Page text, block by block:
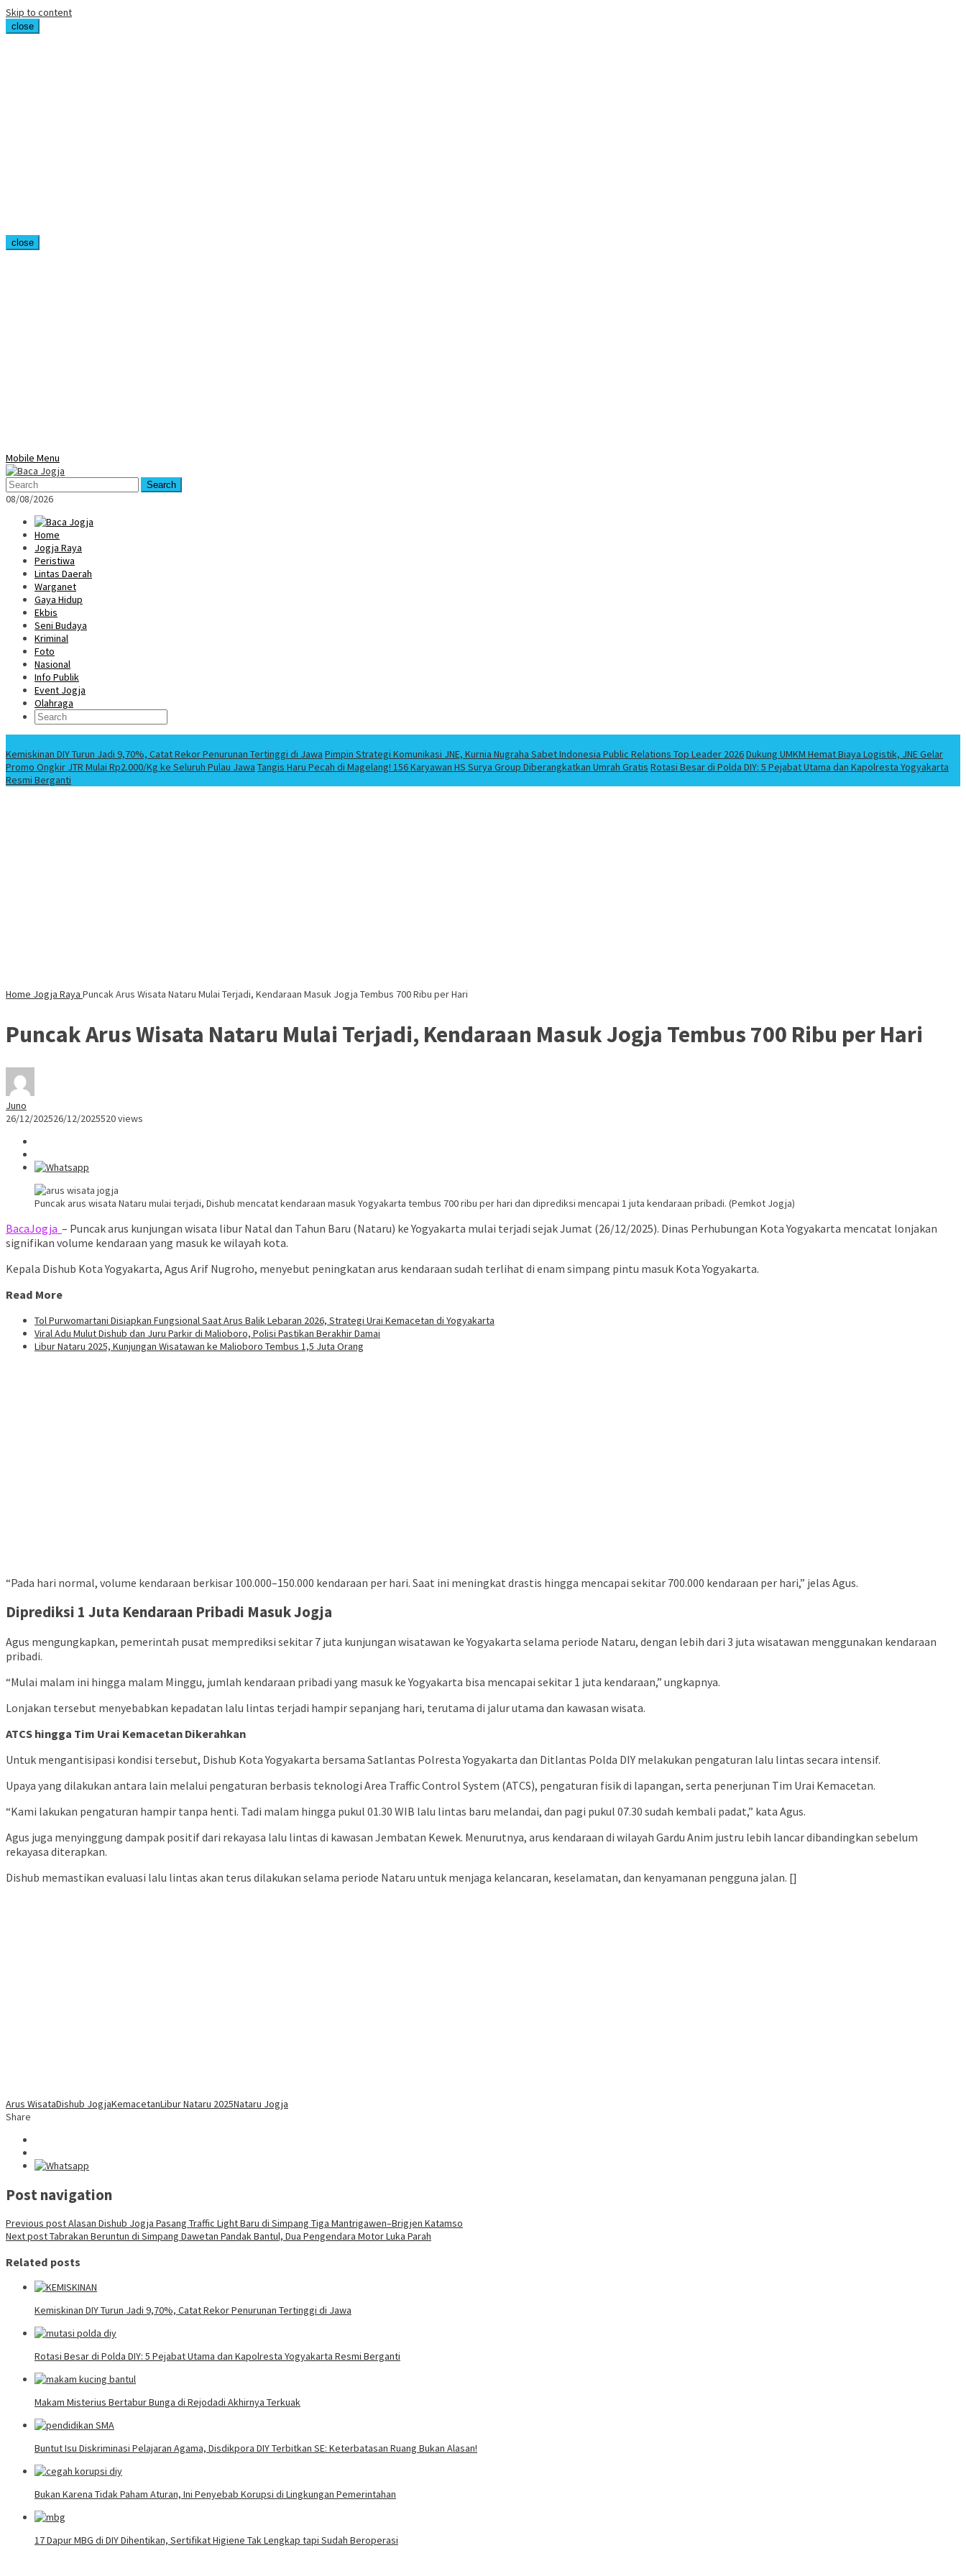
Skip to content
close
close
Mobile Menu
Search
08/08/2026
Home
Jogja Raya
Peristiwa
Lintas Daerah
Warganet
Gaya Hidup
Ekbis
Seni Budaya
Kriminal
Foto
Nasional
Info Publik
Event Jogja
Olahraga
Kemiskinan DIY Turun Jadi 9,70%, Catat Rekor Penurunan Tertinggi di Jawa Pimpin Strategi Komunikasi JNE, Kurnia Nugraha Sabet Indonesia Public Relations Top Leader 2026Dukung UMKM Hemat Biaya Logistik, JNE Gelar
Promo Ongkir JTR Mulai Rp2.000/Kg ke Seluruh Pulau Jawa Tangis Haru Pecah di Magelang! 156 Karyawan HS Surya Group Diberangkatkan Umrah Gratis Rotasi Besar di Polda DIY: 5 Pejabat Utama dan Kapolresta Yogyakarta
Resmi Berganti
Home Jogja Raya Puncak Arus Wisata Nataru Mulai Terjadi, Kendaraan Masuk Jogja Tembus 700 Ribu per Hari
Puncak Arus Wisata Nataru Mulai Terjadi, Kendaraan Masuk Jogja Tembus 700 Ribu per Hari
Juno
26/12/202526/12/2025520 views
Puncak arus wisata Nataru mulai terjadi, Dishub mencatat kendaraan masuk Yogyakarta tembus 700 ribu per hari dan diprediksi mencapai 1 juta kendaraan pribadi. (Pemkot Jogja)
BacaJogja – Puncak arus kunjungan wisata libur Natal dan Tahun Baru (Nataru) ke Yogyakarta mulai terjadi sejak Jumat (26/12/2025). Dinas Perhubungan Kota Yogyakarta mencatat lonjakan
signifikan volume kendaraan yang masuk ke wilayah kota.
Kepala Dishub Kota Yogyakarta, Agus Arif Nugroho, menyebut peningkatan arus kendaraan sudah terlihat di enam simpang pintu masuk Kota Yogyakarta.
Read More
Tol Purwomartani Disiapkan Fungsional Saat Arus Balik Lebaran 2026, Strategi Urai Kemacetan di Yogyakarta
Viral Adu Mulut Dishub dan Juru Parkir di Malioboro, Polisi Pastikan Berakhir Damai
Libur Nataru 2025, Kunjungan Wisatawan ke Malioboro Tembus 1,5 Juta Orang
“Pada hari normal, volume kendaraan berkisar 100.000–150.000 kendaraan per hari. Saat ini meningkat drastis hingga mencapai sekitar 700.000 kendaraan per hari,” jelas Agus.
Diprediksi 1 Juta Kendaraan Pribadi Masuk Jogja
Agus mengungkapkan, pemerintah pusat memprediksi sekitar 7 juta kunjungan wisatawan ke Yogyakarta selama periode Nataru, dengan lebih dari 3 juta wisatawan menggunakan kendaraan
pribadi.
“Mulai malam ini hingga malam Minggu, jumlah kendaraan pribadi yang masuk ke Yogyakarta bisa mencapai sekitar 1 juta kendaraan,” ungkapnya.
Lonjakan tersebut menyebabkan kepadatan lalu lintas terjadi hampir sepanjang hari, terutama di jalur utama dan kawasan wisata.
ATCS hingga Tim Urai Kemacetan Dikerahkan
Untuk mengantisipasi kondisi tersebut, Dishub Kota Yogyakarta bersama Satlantas Polresta Yogyakarta dan Ditlantas Polda DIY melakukan pengaturan lalu lintas secara intensif.
Upaya yang dilakukan antara lain melalui pengaturan berbasis teknologi Area Traffic Control System (ATCS), pengaturan fisik di lapangan, serta penerjunan Tim Urai Kemacetan.
“Kami lakukan pengaturan hampir tanpa henti. Tadi malam hingga pukul 01.30 WIB lalu lintas baru melandai, dan pagi pukul 07.30 sudah kembali padat,” kata Agus.
Agus juga menyinggung dampak positif dari rekayasa lalu lintas di kawasan Jembatan Kewek. Menurutnya, arus kendaraan di wilayah Gardu Anim justru lebih lancar dibandingkan sebelum
rekayasa diterapkan.
Dishub memastikan evaluasi lalu lintas akan terus dilakukan selama periode Nataru untuk menjaga kelancaran, keselamatan, dan kenyamanan pengguna jalan. []
Arus WisataDishub JogjaKemacetanLibur Nataru 2025Nataru Jogja
Share
Post navigation
Previous postAlasan Dishub Jogja Pasang Traffic Light Baru di Simpang Tiga Mantrigawen–Brigjen Katamso
Next postTabrakan Beruntun di Simpang Dawetan Pandak Bantul, Dua Pengendara Motor Luka Parah
Related posts
Kemiskinan DIY Turun Jadi 9,70%, Catat Rekor Penurunan Tertinggi di Jawa
Rotasi Besar di Polda DIY: 5 Pejabat Utama dan Kapolresta Yogyakarta Resmi Berganti
Makam Misterius Bertabur Bunga di Rejodadi Akhirnya Terkuak
Buntut Isu Diskriminasi Pelajaran Agama, Disdikpora DIY Terbitkan SE: Keterbatasan Ruang Bukan Alasan!
Bukan Karena Tidak Paham Aturan, Ini Penyebab Korupsi di Lingkungan Pemerintahan
17 Dapur MBG di DIY Dihentikan, Sertifikat Higiene Tak Lengkap tapi Sudah Beroperasi